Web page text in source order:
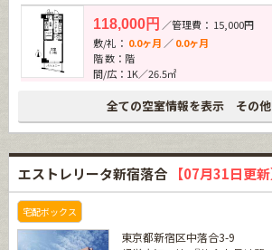
118,000円 ／管理費： 15,000円
敷/礼： 0.0ヶ月 ／0.0ヶ月
階 数：階
間/広：1K／26.5㎡
全ての空室情報を表示 その他
エストレリータ新宿落合 【07月31日更新
宅配ボックス
東京都新宿区中落合3-9